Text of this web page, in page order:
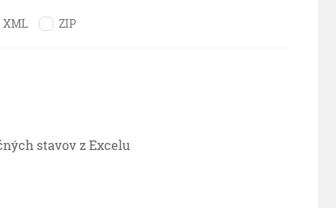
XML ZIP
stavov z Excelu